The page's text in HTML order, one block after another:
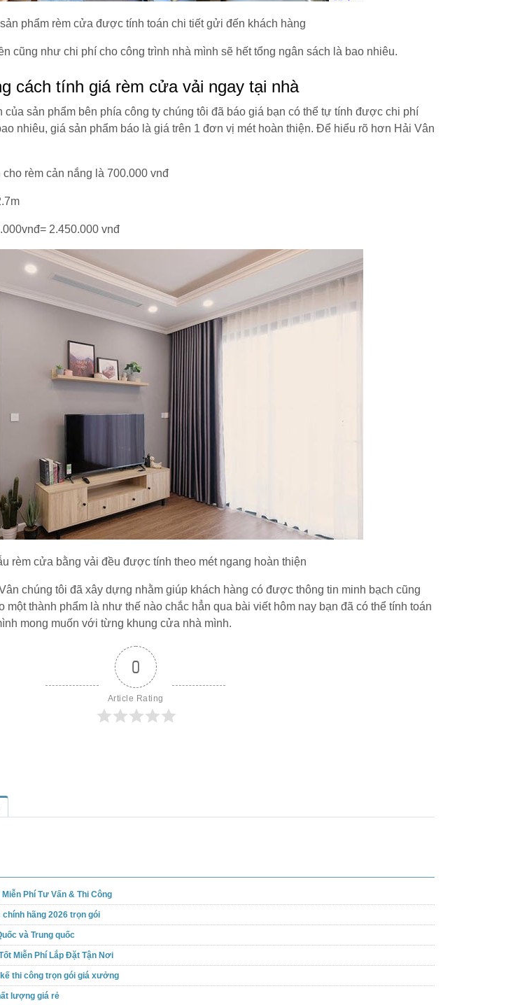
phẩm rèm cửa được tính toán chi tiết gửi đến khách hàng
cũng như chi phí cho công trình nhà mình sẽ hết tổng ngân sách là bao nhiêu.
cách tính giá rèm cửa vải ngay tại nhà
sản phẩm bên phía công ty chúng tôi đã báo giá bạn có thể tự tính được chi phí
nhiêu, giá sản phẩm báo là giá trên 1 đơn vị mét hoàn thiện. Để hiểu rõ hơn Hải Vân
rèm cản nắng là 700.000 vnđ
2.450.000 vnđ
rèm cửa bằng vải đều được tính theo mét ngang hoàn thiện
chúng tôi đã xây dựng nhằm giúp khách hàng có được thông tin minh bạch cũng
một thành phẩm là như thế nào chắc hẳn qua bài viết hôm nay bạn đã có thể tính toán
mong muốn với từng khung cửa nhà mình.
0
Article Rating
Phí Tư Vấn & Thi Công
hãng 2026 trọn gói
và Trung quốc
Miễn Phí Lắp Đặt Tận Nơi
thi công trọn gói giá xưởng
lượng giá rẻ